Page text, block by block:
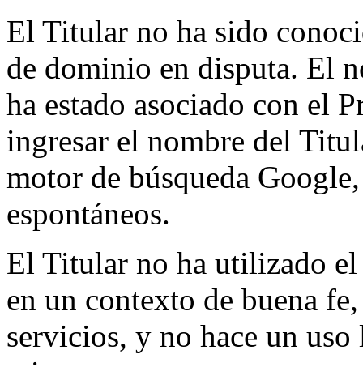
El Titular no ha sido
de dominio en disputa. El
ha estado asociado con el
ingresar el nombre del
motor de búsqueda
espontáneos.
El Titular no ha utilizado
en un contexto de buena
servicios, y no hace un